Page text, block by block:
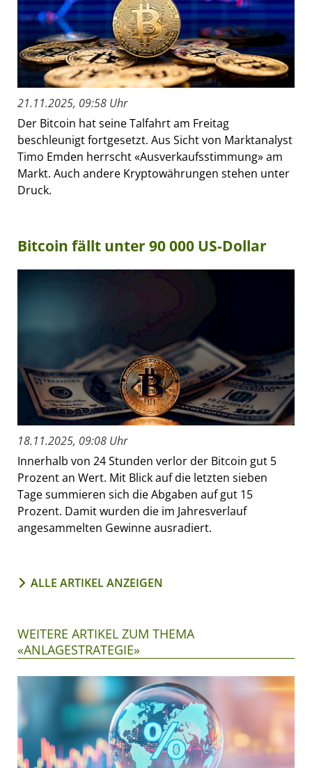
21.11.2025, 09:58 Uhr
Der Bitcoin hat seine Talfahrt am Freitag
beschleunigt fortgesetzt. Aus Sicht von Marktanalyst
Timo Emden herrscht «Ausverkaufsstimmung» am
Markt. Auch andere Kryptowährungen stehen unter
Druck.
Bitcoin fällt unter 90 000 US-Dollar
18.11.2025, 09:08 Uhr
Innerhalb von 24 Stunden verlor der Bitcoin gut 5
Prozent an Wert. Mit Blick auf die letzten sieben
Tage summieren sich die Abgaben auf gut 15
Prozent. Damit wurden die im Jahresverlauf
angesammelten Gewinne ausradiert.
ALLE ARTIKEL ANZEIGEN
WEITERE ARTIKEL ZUM THEMA
«ANLAGESTRATEGIE»